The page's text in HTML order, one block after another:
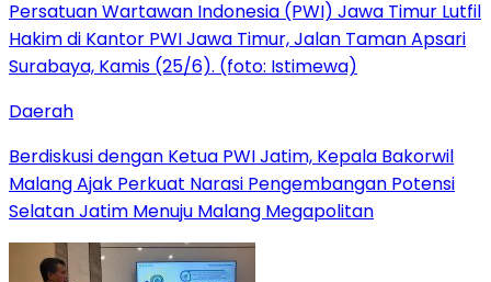
Daerah
Berdiskusi dengan Ketua PWI Jatim, Kepala Bakorwil
Malang Ajak Perkuat Narasi Pengembangan Potensi
Selatan Jatim Menuju Malang Megapolitan